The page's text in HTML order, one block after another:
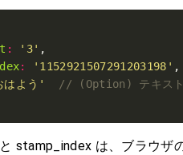
: '3'
: '1152921507291203198'
はよう'
stamp_index は、ブラウザ